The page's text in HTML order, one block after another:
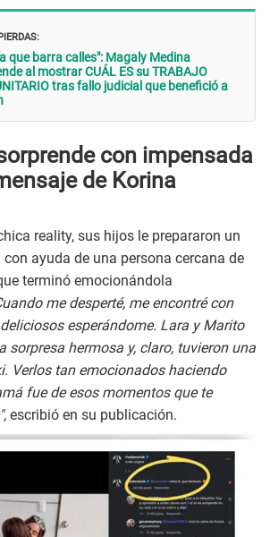
que barra calles": Magaly Medina
al mostrar CUÁL ES su TRABAJO
tras fallo judicial que benefició a
con impensada
de Korina
reality, sus hijos le prepararon un
ayuda de una persona cercana de
terminó emocionándola
me desperté, me encontré con
esperándome. Lara y Marito
sorpresa hermosa y, claro, tuvieron una
Verlos tan emocionados haciendo
fue de esos momentos que te
, escribió en su publicación.